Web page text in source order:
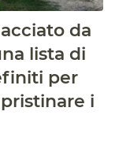
da
lista di
per
i